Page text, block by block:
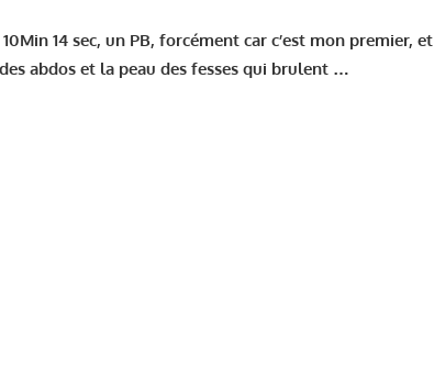
14 sec, un PB, forcément car c’est mon premier, et
des abdos et la peau des fesses qui brulent …